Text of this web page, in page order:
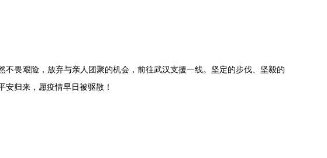
畏艰险，放弃与亲人团聚的机会，前往武汉支援一线。坚定的步伐、坚毅的
归来，愿疫情早日被驱散！